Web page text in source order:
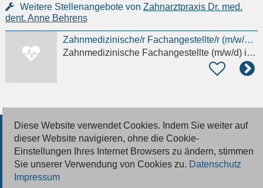
Weitere Stellenangebote von Zahnarztpraxis Dr. med.
dent. Anne Behrens
Zahnmedizinische/r Fachangestellte/r (m/w/d) gesucht
Zahnmedizinische Fachangestellte (m/w/d)in Bornstedt
© 2026 Deutsche Jobmarkt GmbH
Inserieren
Kontakt
Diese Website verwendet Cookies. Indem Sie weiter auf
dieser Website navigieren, ohne die Cookie-
Einstellungen Ihres Internet Browsers zu ändern, stimmen
Sie unserer Verwendung von Cookies zu. Datenschutz
Impressum